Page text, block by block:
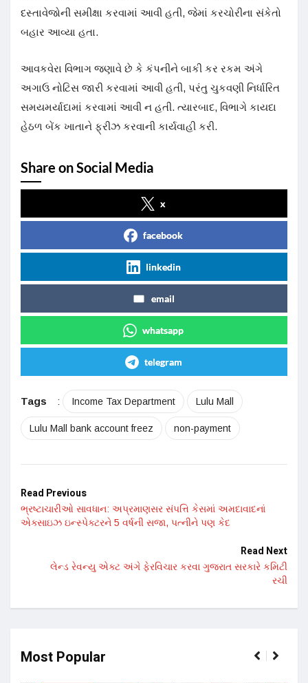
દસ્તાવેજોની સમીક્ષા કરવામાં આવી હતી, જેમાં કરચોરીના સંકેતો
બહાર આવ્યા હતા.
આવકવેરા વિભાગ જણાવે છે કે કંપનીને બાકી કર રકમ અંગે
અગાઉ નોટિસ જારી કરવામાં આવી હતી, પરંતુ ચુકવણી નિર્ધારિત
સમયમર્યાદામાં કરવામાં આવી ન હતી. ત્યારબાદ, વિભાગે કાયદા
હેઠળ બેંક ખાતાને ફ્રીઝ કરવાની કાર્યવાહી કરી.
Share on Social Media
x
facebook
linkedin
email
whatsapp
telegram
Tags : Income Tax Department Lulu Mall
Lulu Mall bank account freez non-payment
Read Previous
ભ્રષ્ટાચારીઓ સાવધાન: અપ્રમાણસર સંપત્તિ કેસમાં અમદાવાદનાં
એક્સાઇઝ ઇન્સ્પેક્ટરને 5 વર્ષની સજા, પત્નીને પણ કેદ
Read Next
લેન્ડ રેવન્યુ એક્ટ અંગે ફેરવિચાર કરવા ગુજરાત સરકારે કમિટી
રચી
Most Popular